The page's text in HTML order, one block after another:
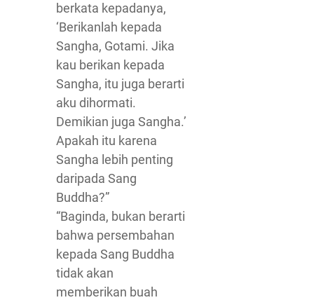
berkata kepadanya,
‘Berikanlah kepada
Sangha, Gotami. Jika
kau berikan kepada
Sangha, itu juga berarti
aku dihormati.
Demikian juga Sangha.’
Apakah itu karena
Sangha lebih penting
daripada Sang
Buddha?”
“Baginda, bukan berarti
bahwa persembahan
kepada Sang Buddha
tidak akan
memberikan buah